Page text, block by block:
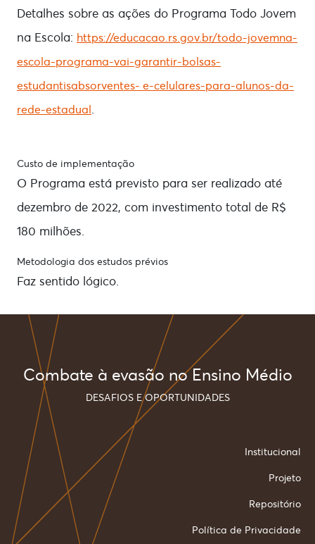
Detalhes sobre as ações do Programa Todo Jovem
na Escola: https://educacao.rs.gov.br/todo-jovemna-
escola-programa-vai-garantir-bolsas-
estudantisabsorventes- e-celulares-para-alunos-da-
rede-estadual.
Custo de implementação
O Programa está previsto para ser realizado até
dezembro de 2022, com investimento total de R$
180 milhões.
Metodologia dos estudos prévios
Faz sentido lógico.
Combate à evasão no Ensino Médio
DESAFIOS E OPORTUNIDADES
Rodapé Institucional
Projeto
Repositório
Política de Privacidade